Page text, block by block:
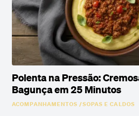
Polenta na Pressão:
Bagunça em 25 Minutos
ACOMPANHAMENTOS /SOPAS E CALDOS